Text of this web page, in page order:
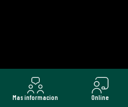
Mas informacion Online